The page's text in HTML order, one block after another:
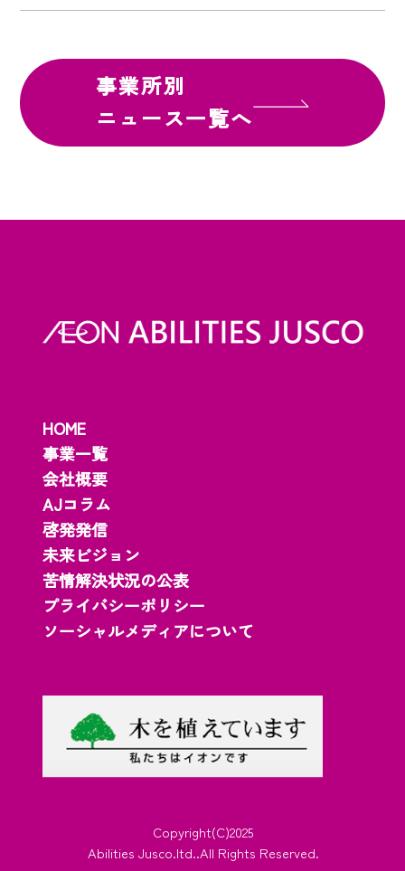
事業所別
ニュース一覧へ
HOME
事業一覧
会社概要
AJコラム
啓発発信
未来ビジョン
苦情解決状況の公表
プライバシーポリシー
ソーシャルメディアについて
Copyright(C)2025
Abilities Jusco.ltd..All Rights Reserved.